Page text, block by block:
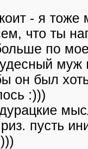
- я
что ты
по
муж
он был
:)))
дурацкие
пусть